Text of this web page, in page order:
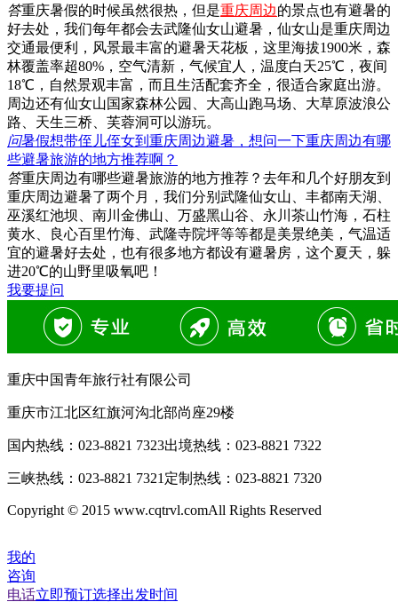
答重庆暑假的时候虽然很热，但是重庆周边的景点也有避暑的
好去处，我们每年都会去武隆仙女山避暑，仙女山是重庆周边
交通最便利，风景最丰富的避暑天花板，这里海拔1900米，森
林覆盖率超80%，空气清新，气候宜人，温度白天25℃，夜间
18℃，自然景观丰富，而且生活配套齐全，很适合家庭出游。
周边还有仙女山国家森林公园、大高山跑马场、大草原波浪公
路、天生三桥、芙蓉洞可以游玩。
问暑假想带侄儿侄女到重庆周边避暑，想问一下重庆周边有哪
些避暑旅游的地方推荐啊？
答重庆周边有哪些避暑旅游的地方推荐？去年和几个好朋友到
重庆周边避暑了两个月，我们分别武隆仙女山、丰都南天湖、
巫溪红池坝、南川金佛山、万盛黑山谷、永川茶山竹海，石柱
黄水、良心百里竹海、武隆寺院坪等等都是美景绝美，气温适
宜的避暑好去处，也有很多地方都设有避暑房，这个夏天，躲
进20℃的山野里吸氧吧！
我要提问
重庆中国青年旅行社有限公司
重庆市江北区红旗河沟北部尚座29楼
国内热线： 023-8821 7323出境热线： 023-8821 7322
三峡热线： 023-8821 7321 定制热线： 023-8821 7320
Copyright © 2015 www.cqtrvl.comAll Rights Reserved
我的
咨询
电话立即预订选择出发时间